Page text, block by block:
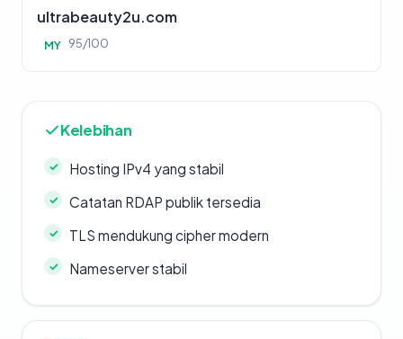
ultrabeauty2u.com
MY 95/100
Kelebihan
Hosting IPv4 yang stabil
Catatan RDAP publik tersedia
TLS mendukung cipher modern
Nameserver stabil